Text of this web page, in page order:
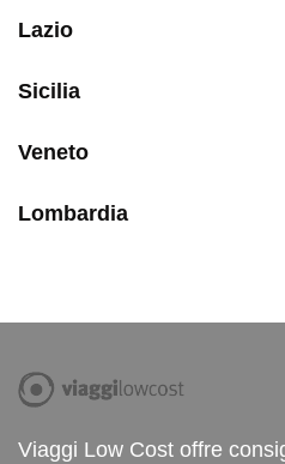
Lazio
Sicilia
Veneto
Lombardia
Viaggi Low Cost offre